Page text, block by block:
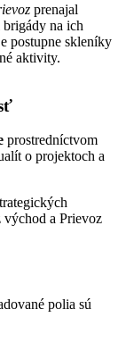
prenajal
na ich
postupne skleníky
aktivity.
prostredníctvom
o projektoch a
východ a Prievoz
polia sú